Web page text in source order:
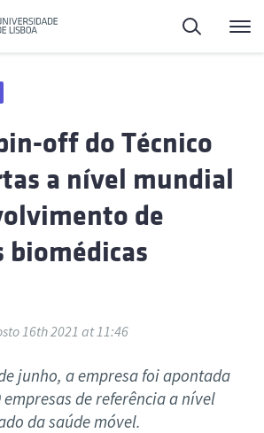
Pesquisa
off do Técnico
a nível mundial
de
biomédicas
16th 2021 at 11:46
junho, a empresa foi apontada
de referência a nível
da saúde móvel.